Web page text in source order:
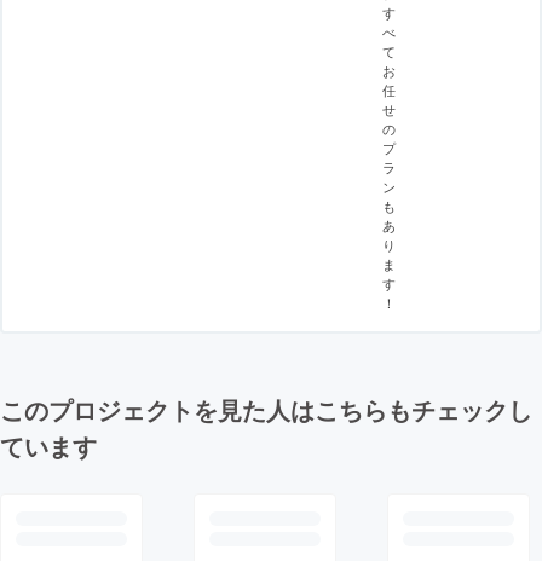
す
べ
て
お
任
せ
の
プ
ラ
ン
も
あ
り
ま
す
！
このプロジェクトを見た人はこちらもチェックし
ています